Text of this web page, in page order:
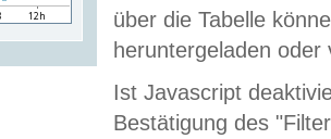
über die Tabelle
heruntergeladen oder
Ist Javascript
Bestätigung des